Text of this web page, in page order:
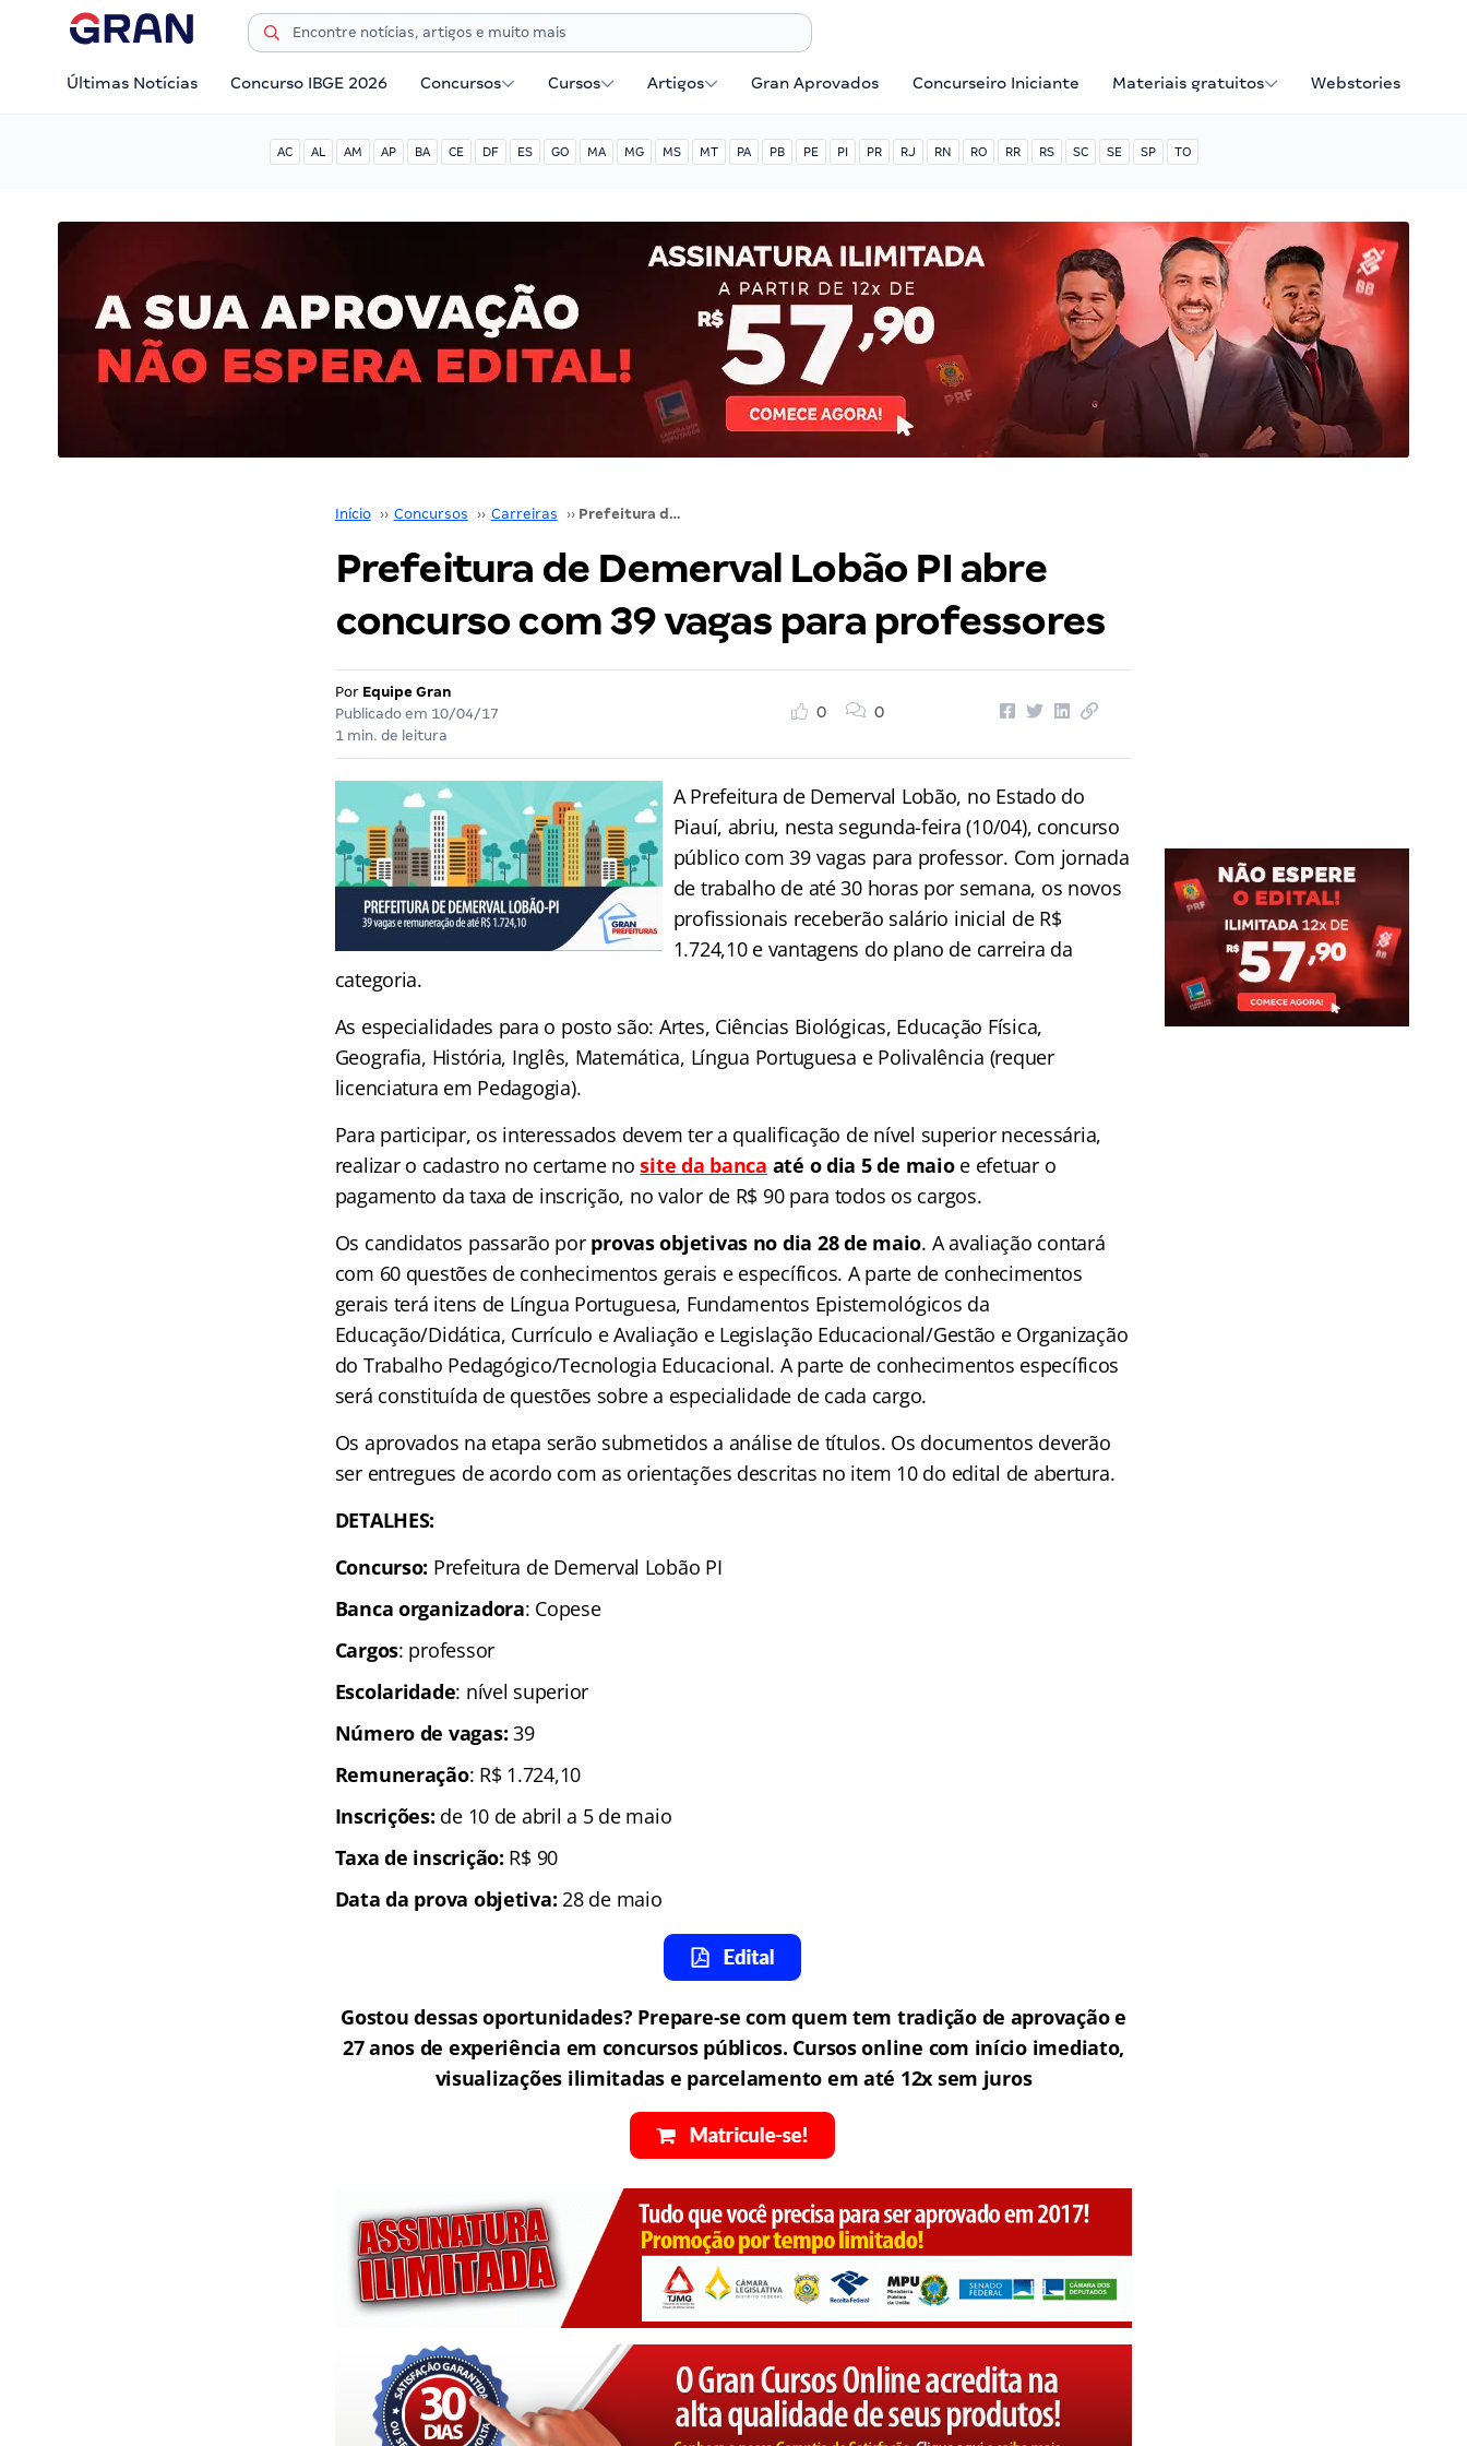
Últimas Notícias Concurso IBGE 2026 Concursos Cursos Artigos Gran Aprovados Concurseiro Iniciante Materiais gratuitos Webstories
AC AL AM AP BA CE DF ES GO MA MG MS MT PA PB PE PI PR RJ RN RO RR RS SC SE SP TO
Início ›› Concursos ›› Carreiras ›› Prefeitura de Demerval Lobão PI abre concurso com 39 vagas para professores
Prefeitura de Demerval Lobão PI abre
concurso com 39 vagas para professores
Por Equipe Gran
Publicado em 10/04/17
1 min. de leitura
0 0
A Prefeitura de Demerval Lobão, no Estado do
Piauí, abriu, nesta segunda-feira (10/04), concurso
público com 39 vagas para professor. Com jornada
de trabalho de até 30 horas por semana, os novos
profissionais receberão salário inicial de R$
1.724,10 e vantagens do plano de carreira da
categoria.
As especialidades para o posto são: Artes, Ciências Biológicas, Educação Física,
Geografia, História, Inglês, Matemática, Língua Portuguesa e Polivalência (requer
licenciatura em Pedagogia).
Para participar, os interessados devem ter a qualificação de nível superior necessária,
realizar o cadastro no certame nosite da banca até o dia 5 de maioe efetuar o
pagamento da taxa de inscrição, no valor de R$ 90 para todos os cargos.
Os candidatos passarão por provas objetivas no dia 28 de maio. A avaliação contará
com 60 questões de conhecimentos gerais e específicos. A parte de conhecimentos
gerais terá itens de Língua Portuguesa, Fundamentos Epistemológicos da
Educação/Didática, Currículo e Avaliação e Legislação Educacional/Gestão e Organização
do Trabalho Pedagógico/Tecnologia Educacional. A parte de conhecimentos específicos
será constituída de questões sobre a especialidade de cada cargo.
Os aprovados na etapa serão submetidos a análise de títulos. Os documentos deverão
ser entregues de acordo com as orientações descritas no item 10 do edital de abertura.
DETALHES:
Concurso: Prefeitura de Demerval Lobão PI
Banca organizadora: Copese
Cargos: professor
Escolaridade: nível superior
Número de vagas: 39
Remuneração: R$ 1.724,10
Inscrições: de 10 de abril a 5 de maio
Taxa de inscrição: R$ 90
Data da prova objetiva:28 de maio
Gostou dessas oportunidades? Prepare-se com quem tem tradição de aprovação e
27 anos de experiência em concursos públicos. Cursos online com início imediato,
visualizações ilimitadas e parcelamento em até 12x sem juros